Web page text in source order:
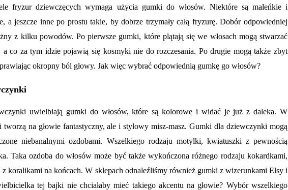
fryzur dziewczęcych wymaga użycia gumki do włosów. Niektóre są maleńkie i
a jeszcze inne po prostu takie, by dobrze trzymały całą fryzurę. Dobór odpowiedniej
z kilku powodów. Po pierwsze gumki, które plątają się we włosach mogą stwarzać
a co za tym idzie pojawią się kosmyki nie do rozczesania. Po drugie mogą także zbyt
okropny ból głowy. Jak więc wybrać odpowiednią gumkę go włosów?
uwielbiają gumki do włosów, które są kolorowe i widać je już z daleka. W
tworzą na głowie fantastyczny, ale i stylowy misz-masz. Gumki dla dziewczynki mogą
niebanalnymi ozdobami. Wszelkiego rodzaju motylki, kwiatuszki z pewnością
Taka ozdoba do włosów może być także wykończona różnego rodzaju kokardkami,
koralikami na końcach. W sklepach odnaleźliśmy również gumki z wizerunkami Elsy i
tej bajki nie chciałaby mieć takiego akcentu na głowie? Wybór wszelkiego